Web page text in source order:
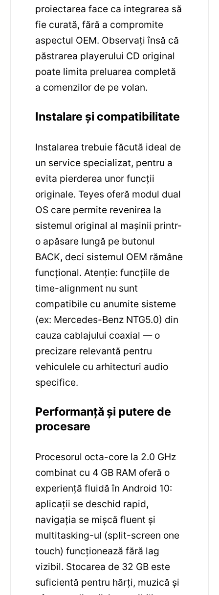
proiectarea face ca integrarea să
fie curată, fără a compromite
aspectul OEM. Observați însă că
păstrarea playerului CD original
poate limita preluarea completă
a comenzilor de pe volan.
Instalare și compatibilitate
Instalarea trebuie făcută ideal de
un service specializat, pentru a
evita pierderea unor funcții
originale. Teyes oferă modul dual
OS care permite revenirea la
sistemul original al mașinii printr-
o apăsare lungă pe butonul
BACK, deci sistemul OEM rămâne
funcțional. Atenție: funcțiile de
time-alignment nu sunt
compatibile cu anumite sisteme
(ex: Mercedes-Benz NTG5.0) din
cauza cablajului coaxial — o
precizare relevantă pentru
vehiculele cu arhitecturi audio
specifice.
Performanță și putere de
procesare
Procesorul octa-core la 2.0 GHz
combinat cu 4 GB RAM oferă o
experiență fluidă în Android 10:
aplicații se deschid rapid,
navigația se mișcă fluent și
multitasking-ul (split-screen one
touch) funcționează fără lag
vizibil. Stocarea de 32 GB este
suficientă pentru hărți, muzică și